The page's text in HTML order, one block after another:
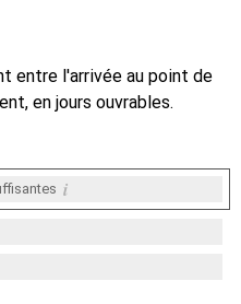
entre l'arrivée au point de
en jours ouvrables.
i